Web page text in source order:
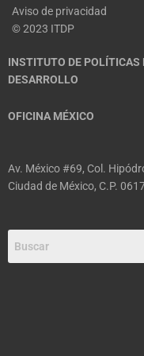
Aviso de privacidad
© 2023 ITDP
INSTITUTO DE POLÍTICAS
DESARROLLO
OFICINA MÉXICO
Av. México #69, Col.
Ciudad de México, C.P.